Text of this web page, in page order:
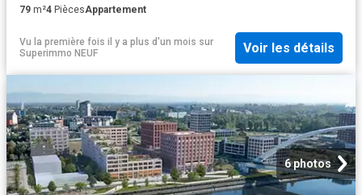
79 m²4 PiècesAppartement
Vu la première fois il y a plus d'un mois sur
Superimmo NEUF
Voir les détails
6 photos